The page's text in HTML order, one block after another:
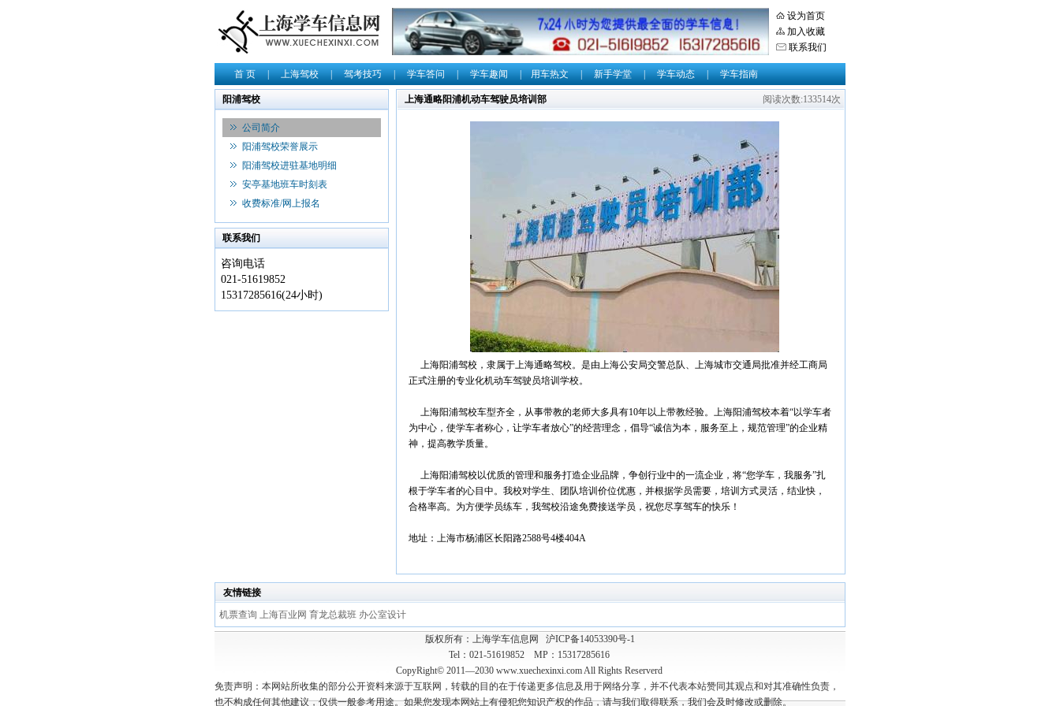
设为首页
加入收藏
联系我们
首 页|上海驾校|驾考技巧|学车答问|学车趣闻|用车热文|新手学堂|学车动态|学车指南
阳浦驾校
公司简介
阳浦驾校荣誉展示
阳浦驾校进驻基地明细
安亭基地班车时刻表
收费标准/网上报名
联系我们
咨询电话
021-51619852
15317285616(24小时)
阅读次数:133514次
上海通略阳浦机动车驾驶员培训部
上海阳浦驾校，隶属于上海通略驾校。是由上海公安局交警总队、上海城市交通局批准并经工商局
正式注册的专业化机动车驾驶员培训学校。
上海阳浦驾校车型齐全，从事带教的老师大多具有10年以上带教经验。上海阳浦驾校本着“以学车者
为中心，使学车者称心，让学车者放心”的经营理念，倡导“诚信为本，服务至上，规范管理”的企业精
神，提高教学质量。
上海阳浦驾校以优质的管理和服务打造企业品牌，争创行业中的一流企业，将“您学车，我服务”扎
根于学车者的心目中。我校对学生、团队培训价位优惠，并根据学员需要，培训方式灵活，结业快，
合格率高。为方便学员练车，我驾校沿途免费接送学员，祝您尽享驾车的快乐！
地址：上海市杨浦区长阳路2588号4楼404A
友情链接
机票查询 上海百业网 育龙总裁班 办公室设计
版权所有：上海学车信息网 沪ICP备14053390号-1
Tel：021-51619852 MP：15317285616
CopyRight© 2011—2030 www.xuechexinxi.com All Rights Reserverd
免责声明：本网站所收集的部分公开资料来源于互联网，转载的目的在于传递更多信息及用于网络分享，并不代表本站赞同其观点和对其准确性负责，
也不构成任何其他建议，仅供一般参考用途。如果您发现本网站上有侵犯您知识产权的作品，请与我们取得联系，我们会及时修改或删除。